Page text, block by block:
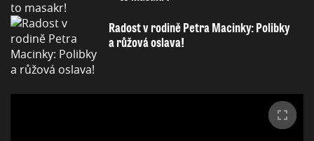
Radost v rodině Petra Macinky: Polibky
a růžová oslava!